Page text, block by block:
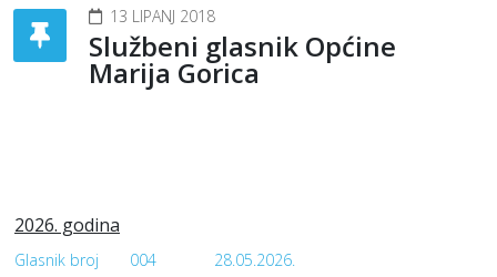
13 LIPANJ 2018
Službeni glasnik Općine
Marija Gorica
2026. godina
Glasnik broj 004 28.05.2026.